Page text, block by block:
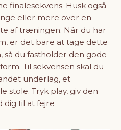
finalesekvens. Husk også
eller mere over en
af træningen. Når du har
er det bare at tage dette
du fastholder den gode
Til sekvensen skal du
underlag, et
stole. Tryk play, giv den
dig til at fejre